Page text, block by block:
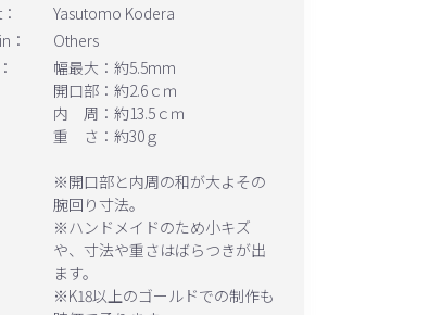
Yasutomo Kodera
：
Others
幅最大：約5.5mm
開口部：約2.6ｃｍ
内 周：約13.5ｃｍ
重 さ：約30ｇ
※開口部と内周の和が大よその
腕回り寸法。
※ハンドメイドのため小キズ
や、寸法や重さはばらつきが出
ます。
※K18以上のゴールドでの制作も